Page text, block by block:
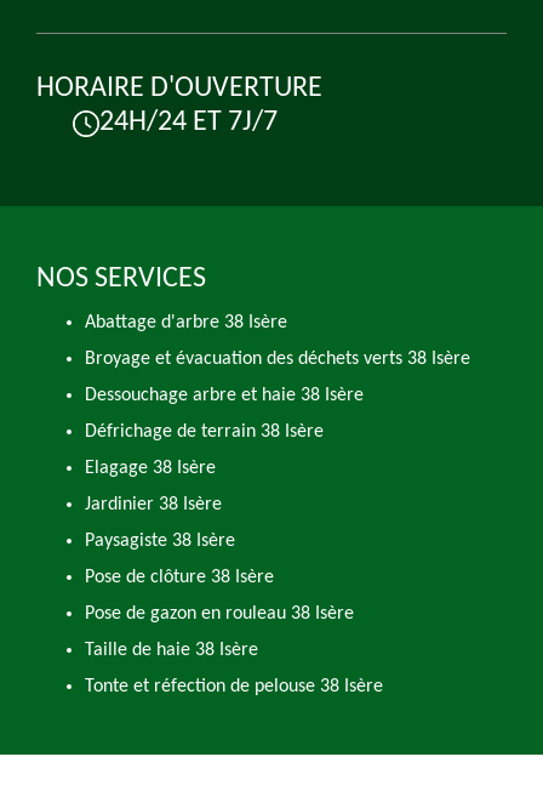
HORAIRE D'OUVERTURE
24H/24 ET 7J/7
NOS SERVICES
Abattage d'arbre 38 Isère
Broyage et évacuation des déchets verts 38 Isère
Dessouchage arbre et haie 38 Isère
Défrichage de terrain 38 Isère
Elagage 38 Isère
Jardinier 38 Isère
Paysagiste 38 Isère
Pose de clôture 38 Isère
Pose de gazon en rouleau 38 Isère
Taille de haie 38 Isère
Tonte et réfection de pelouse 38 Isère